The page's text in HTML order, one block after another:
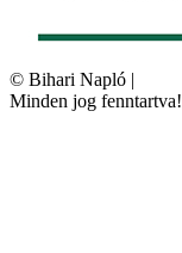
© Bihari Napló |
Minden jog fenntartva!